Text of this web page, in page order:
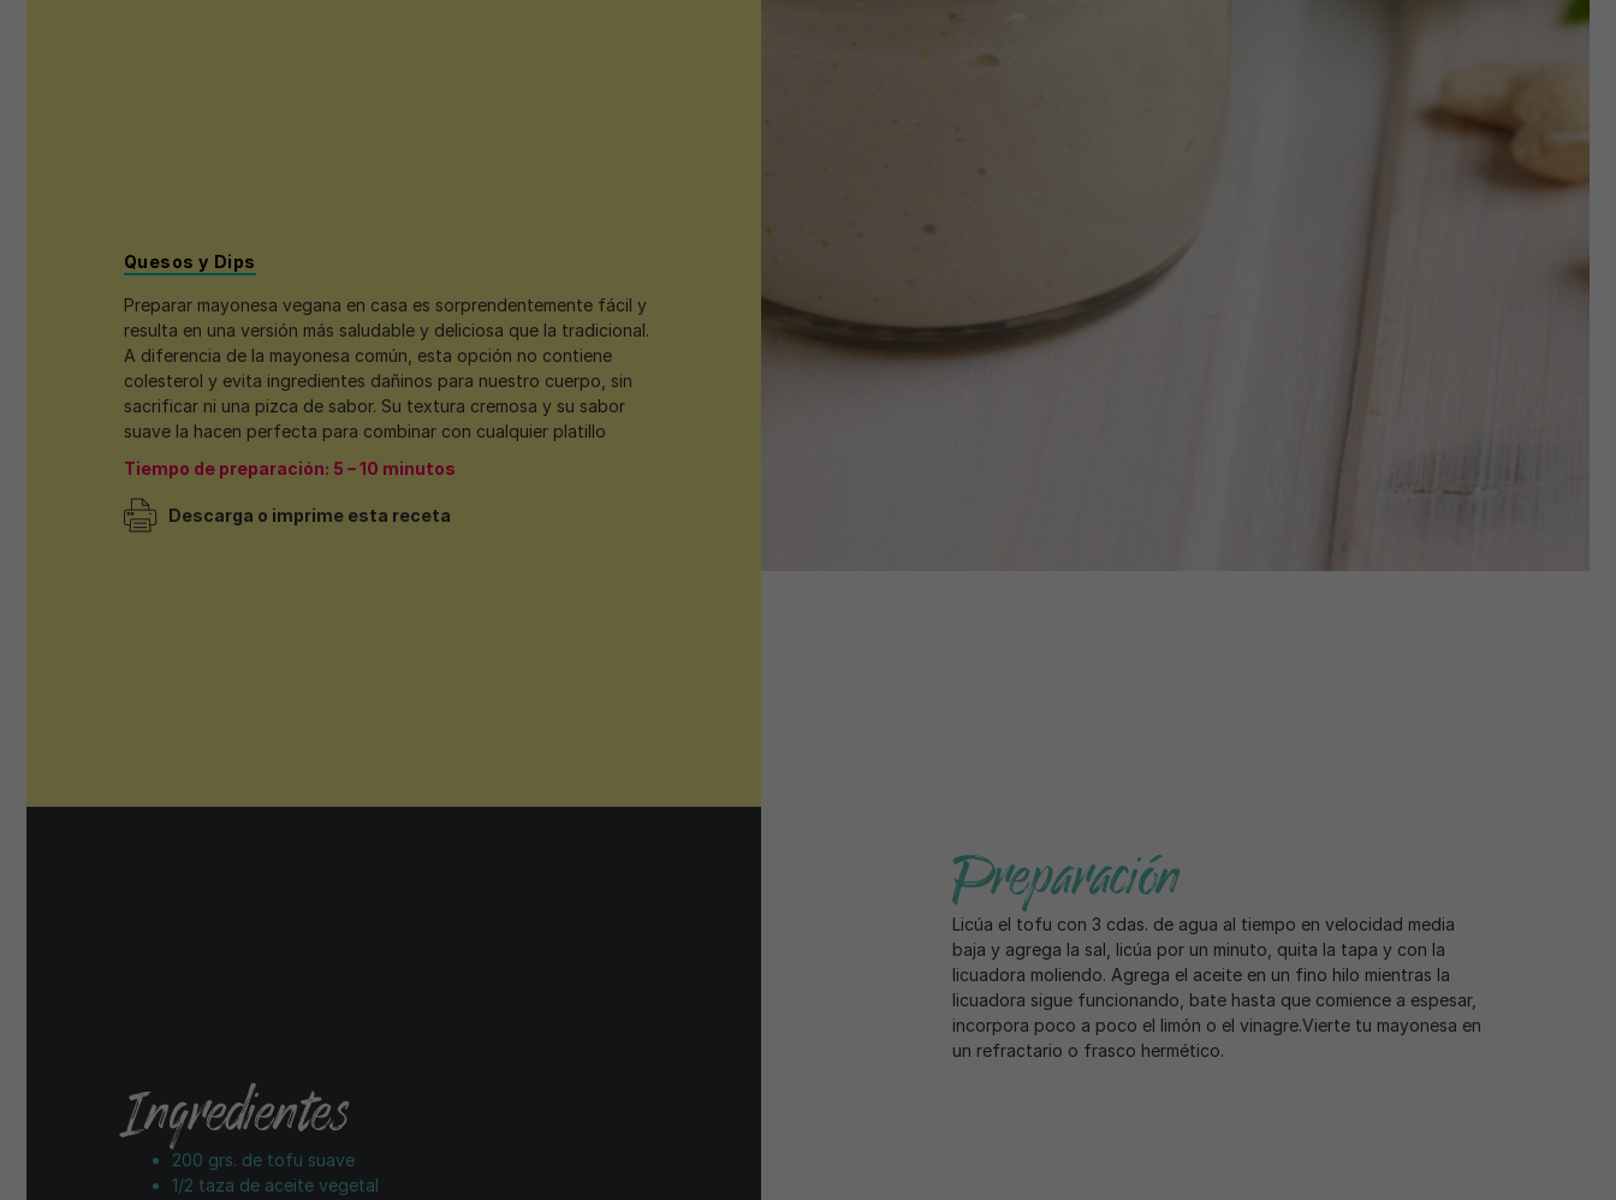
Quesos y Dips
Preparar mayonesa vegana en casa es sorprendentemente fácil y
resulta en una versión más saludable y deliciosa que la tradicional.
A diferencia de la mayonesa común, esta opción no contiene
colesterol y evita ingredientes dañinos para nuestro cuerpo, sin
sacrificar ni una pizca de sabor. Su textura cremosa y su sabor
suave la hacen perfecta para combinar con cualquier platillo
Tiempo de preparación: 5 – 10 minutos
Descarga o imprime esta receta
Ingredientes
200 grs. de tofu suave
1/2 taza de aceite vegetal
Preparación
Licúa el tofu con 3 cdas. de agua al tiempo en velocidad media
baja y agrega la sal, licúa por un minuto, quita la tapa y con la
licuadora moliendo. Agrega el aceite en un fino hilo mientras la
licuadora sigue funcionando, bate hasta que comience a espesar,
incorpora poco a poco el limón o el vinagre.Vierte tu mayonesa en
un refractario o frasco hermético.